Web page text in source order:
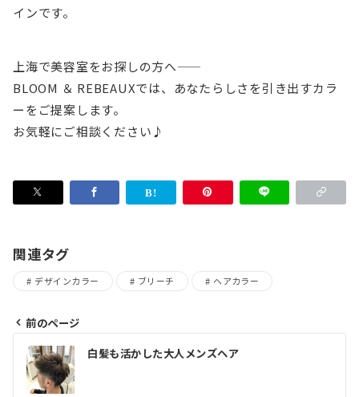
インです。
上海で美容室をお探しの方へ――
BLOOM ＆ REBEAUXでは、あなたらしさを引き出すカラ
ーをご提案します。
お気軽にご相談ください♪
関連タグ
デザインカラー ブリーチ ヘアカラー
投
稿
前のページ
白髪も活かした大人メンズヘア